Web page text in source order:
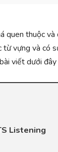
quen thuộc
vựng và có
viết dưới
Listening